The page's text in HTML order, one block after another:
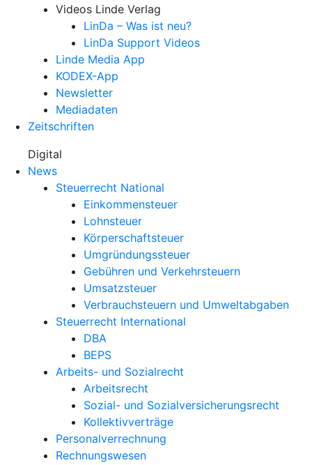
Videos Linde Verlag
LinDa – Was ist neu?
LinDa Support Videos
Linde Media App
KODEX-App
Newsletter
Mediadaten
Zeitschriften
Digital
News
Steuerrecht National
Einkommensteuer
Lohnsteuer
Körperschaftsteuer
Umgründungssteuer
Gebühren und Verkehrsteuern
Umsatzsteuer
Verbrauchsteuern und Umweltabgaben
Steuerrecht International
DBA
BEPS
Arbeits- und Sozialrecht
Arbeitsrecht
Sozial- und Sozialversicherungsrecht
Kollektivverträge
Personalverrechnung
Rechnungswesen